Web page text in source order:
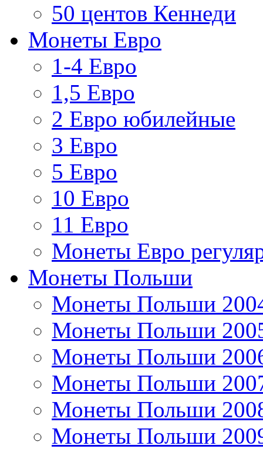
50 центов Кеннеди
Монеты Евро
1-4 Евро
1,5 Евро
2 Евро юбилейные
3 Евро
5 Евро
10 Евро
11 Евро
Монеты Евро
Монеты Польши
Монеты Польши
Монеты Польши
Монеты Польши
Монеты Польши
Монеты Польши
Монеты Польши